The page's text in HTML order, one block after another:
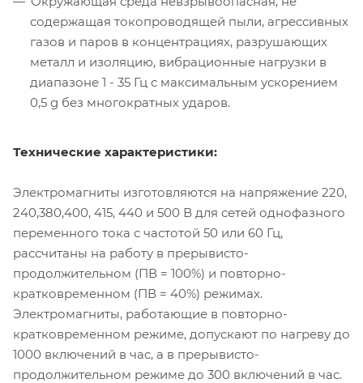
содержащая токопроводящей пыли, агрессивных
газов и паров в концентрациях, разрушающих
металл и изоляцию, вибрационные нагрузки в
диапазоне 1 - 35 Гц с максимальным ускорением
0,5 g без многократных ударов.
Технические характеристики:
Электромагниты изготовляются на напряжение 220,
240,380,400, 415, 440 и 500 В для сетей однофазного
переменного тока с частотой 50 или 60 Гц,
рассчитаны на работу в прерывисто-
продолжительном (ПВ = 100%) и повторно-
кратковременном (ПВ = 40%) режимах.
Электромагниты, работающие в повторно-
кратковременном режиме, допускают по нагреву до
1000 включений в час, а в прерывисто-
продолжительном режиме до 300 включений в час.